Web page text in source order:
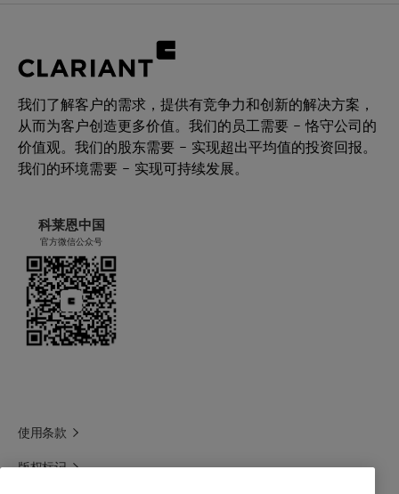
在乳液聚合中的作用：
在承受各种剪切力时仍能保持聚合物乳液的
低粘度
强化电解质稳定性
改进保质期（高解冻稳定性）
Fatty alcohol ethoxylates
应用
乳液聚合
pH 值：
可溶性： 溶于水
密度： 约为 1.00 g/cm3
结晶温度：
闪点：
亲水亲油平衡值 (HLB)：
苯乙烯酯/丙烯酸酯分散剂
丙烯酸酯分散剂
醋酸乙烯酯分散剂
丁二烯/苯乙烯乳胶
基于各类单体的用量为 1 - 2%。
我们了解客户的需求，提供有竞争力和创新的解决方案，
从而为客户创造更多价值。我们的员工需要 – 恪守公司的
价值观。我们的股东需要 – 实现超出平均值的投资回报。
我们的环境需要 – 实现可持续发展。
科莱恩中国
官方微信公众号
使用条款
版权标记